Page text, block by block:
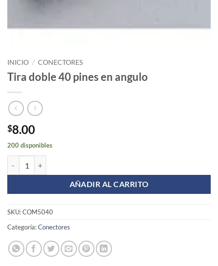
INICIO / CONECTORES
Tira doble 40 pines en angulo
$8.00
200 disponibles
AÑADIR AL CARRITO
SKU:COM5040
Categoría:Conectores